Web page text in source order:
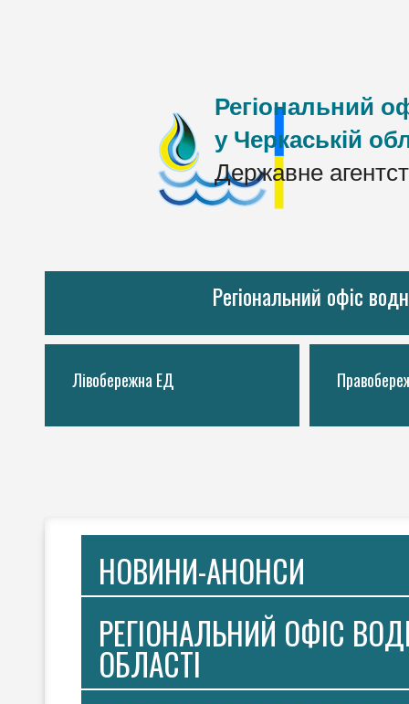
Регіональний
у Черкаській
Державне
Регіональний офіс
Лівобережна ЕД
НОВИНИ-АНОНСИ
РЕГІОНАЛЬНИЙ ОФІС
ОБЛАСТІ